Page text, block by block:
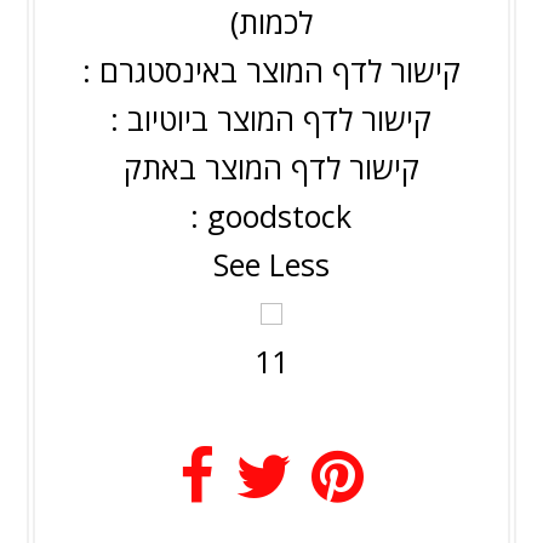
לכמות)
קישור לדף המוצר באינסטגרם :
קישור לדף המוצר ביוטיוב :
קישור לדף המוצר באתק
goodstock :
See Less
11